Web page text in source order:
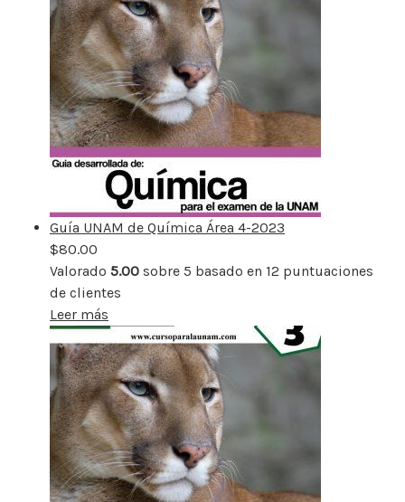
Guía UNAM de Química Área 4-2023
$80.00
Valorado 5.00 sobre 5 basado en 12 puntuaciones
de clientes
Leer más